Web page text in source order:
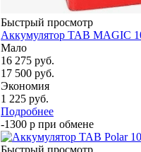
Быстрый просмотр
Аккумулятор TAB MAGIC
Мало
16 275 руб.
17 500 руб.
Экономия
1 225 руб.
Подробнее
-1300 р при обмене